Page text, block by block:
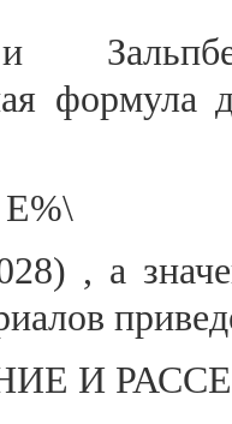
формула
, а
И